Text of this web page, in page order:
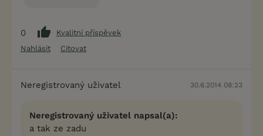
0
Kvalitní příspěvek
Nahlásit
Citovat
Neregistrovaný uživatel 30.6.2014 08:23
Neregistrovaný uživatel napsal(a):
a tak ze zadu